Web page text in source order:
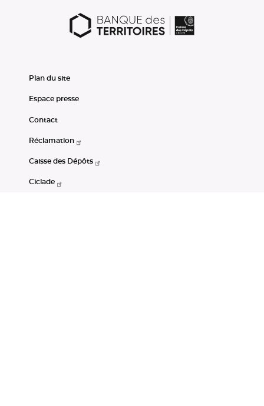
Plan du site
Espace presse
Contact
Réclamation
Caisse des Dépôts
Ciclade